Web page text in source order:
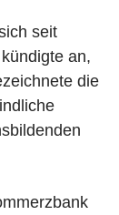
seit
an,
die